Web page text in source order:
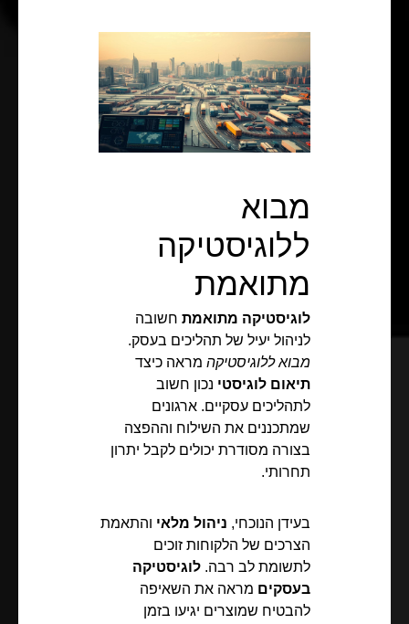
מבוא
ללוגיסטיקה
מתואמת
לוגיסטיקה מתואמת חשובה
לניהול יעיל של תהליכים בעסק.
מבוא ללוגיסטיקה מראה כיצד
תיאום לוגיסטי נכון חשוב
לתהליכים עסקיים. ארגונים
שמתכננים את השילוח וההפצה
בצורה מסודרת יכולים לקבל יתרון
תחרותי.
בעידן הנוכחי, ניהול מלאי והתאמת
הצרכים של הלקוחות זוכים
לתשומת לב רבה. לוגיסטיקה
בעסקים מראה את השאיפה
להבטיח שמוצרים יגיעו בזמן